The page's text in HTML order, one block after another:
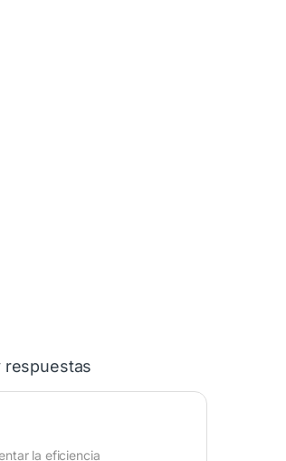
respuestas
la eficiencia